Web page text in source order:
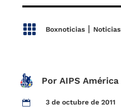
 Boxnoticias| Noticias
Por AIPS América
 3 de octubre de 2011